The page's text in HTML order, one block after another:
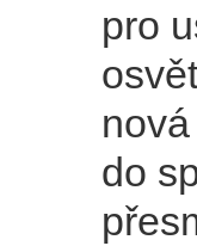
pro
do